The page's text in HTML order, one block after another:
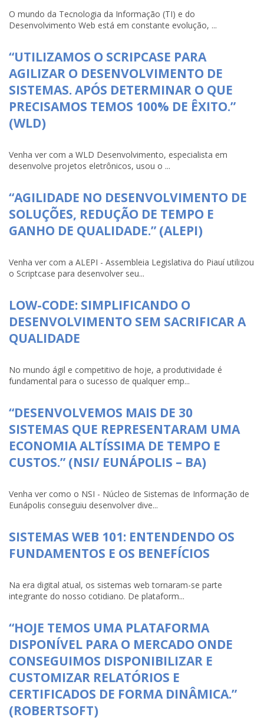
O mundo da Tecnologia da Informação (TI) e do
Desenvolvimento Web está em constante evolução, ...
“UTILIZAMOS O SCRIPCASE PARA
AGILIZAR O DESENVOLVIMENTO DE
SISTEMAS. APÓS DETERMINAR O QUE
PRECISAMOS TEMOS 100% DE ÊXITO.”
(WLD)
Venha ver com a WLD Desenvolvimento, especialista em
desenvolve projetos eletrônicos, usou o ...
“AGILIDADE NO DESENVOLVIMENTO DE
SOLUÇÕES, REDUÇÃO DE TEMPO E
GANHO DE QUALIDADE.” (ALEPI)
Venha ver com a ALEPI - Assembleia Legislativa do Piauí utilizou
o Scriptcase para desenvolver seu...
LOW-CODE: SIMPLIFICANDO O
DESENVOLVIMENTO SEM SACRIFICAR A
QUALIDADE
No mundo ágil e competitivo de hoje, a produtividade é
fundamental para o sucesso de qualquer emp...
“DESENVOLVEMOS MAIS DE 30
SISTEMAS QUE REPRESENTARAM UMA
ECONOMIA ALTÍSSIMA DE TEMPO E
CUSTOS.” (NSI/ EUNÁPOLIS – BA)
Venha ver como o NSI - Núcleo de Sistemas de Informação de
Eunápolis conseguiu desenvolver dive...
SISTEMAS WEB 101: ENTENDENDO OS
FUNDAMENTOS E OS BENEFÍCIOS
Na era digital atual, os sistemas web tornaram-se parte
integrante do nosso cotidiano. De plataform...
“HOJE TEMOS UMA PLATAFORMA
DISPONÍVEL PARA O MERCADO ONDE
CONSEGUIMOS DISPONIBILIZAR E
CUSTOMIZAR RELATÓRIOS E
CERTIFICADOS DE FORMA DINÂMICA.”
(ROBERTSOFT)